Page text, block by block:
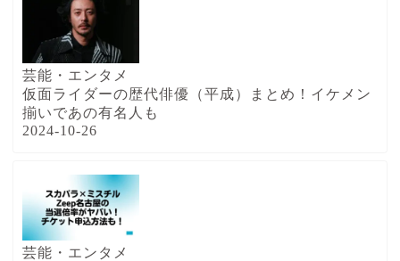
芸能・エンタメ
仮面ライダーの歴代俳優（平成）まとめ！イケメン
揃いであの有名人も
2024-10-26
芸能・エンタメ